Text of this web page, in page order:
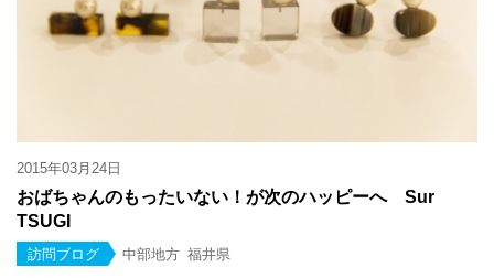
2015年03月24日
おばちゃんのもったいない！が次のハッピーへ Sur
TSUGI
訪問ブログ 中部地方 福井県